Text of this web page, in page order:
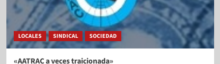
LOCALES SINDICAL SOCIEDAD
«AATRAC a veces traicionada»